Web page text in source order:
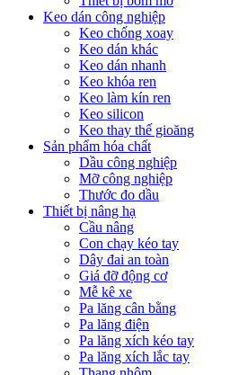
Keo dán công nghiệp
Keo chống xoay
Keo dán khác
Keo dán nhanh
Keo khóa ren
Keo làm kín ren
Keo silicon
Keo thay thế gioăng
Sản phẩm hóa chất
Dầu công nghiệp
Mỡ công nghiệp
Thước đo dầu
Thiết bị nâng hạ
Cầu nâng
Con chạy kéo tay
Dây đai an toàn
Giá đỡ động cơ
Mễ kê xe
Pa lăng cân bằng
Pa lăng điện
Pa lăng xích kéo tay
Pa lăng xích lắc tay